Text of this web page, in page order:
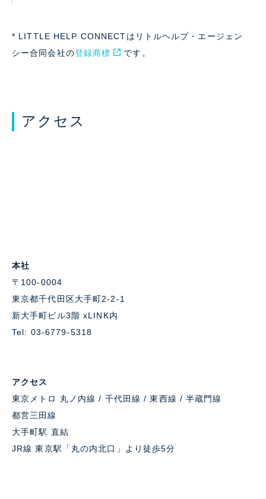
* LITTLE HELP CONNECTはリトルヘルプ・エージェン
シー合同会社の登録商標 です。
アクセス
本社
〒100-0004
東京都千代田区大手町2-2-1
新大手町ビル3階 xLINK内
Tel: 03-6779-5318
アクセス
東京メトロ 丸ノ内線 / 千代田線 / 東西線 / 半蔵門線
都営三田線
大手町駅 直結
JR線 東京駅「丸の内北口」より徒歩5分